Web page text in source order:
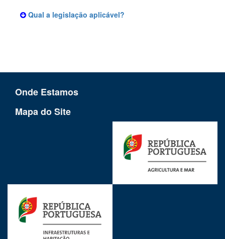
Qual a legislação aplicável?
Onde Estamos
Mapa do Site